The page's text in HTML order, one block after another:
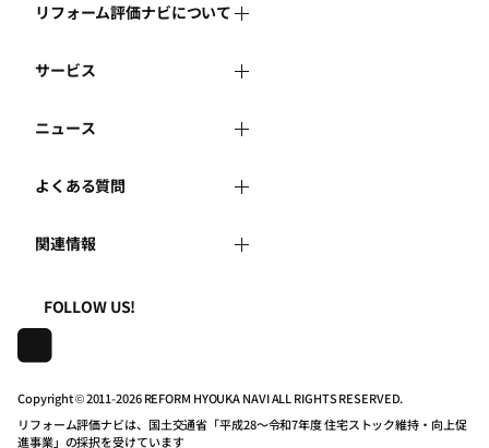
リフォーム評価ナビについて
リフォーム評価ナビとは
運営体制
はじめての方へ
事務局へのお問い合せ
地域の相談窓口のみなさまへ
住宅関連機関リンク集
サービス
リフォーム会社を探す
リフォーム事例を見る
リフォームを相談する
リフォームを学ぶ
マイページの活用
ニュース
新着情報
講習会・セミナー
連携機関・企業・団体トピックス
よくある質問
よくある質問
利用規約
プライバシーポリシー
動作推奨環境について
関連情報
一般財団法人住まいづくりナビセンター
株式会社日本建築住宅センター
FOLLOW US!
Copyright © 2011-2026 REFORM HYOUKA NAVI ALL RIGHTS RESERVED.
リフォーム評価ナビは、国土交通省「平成28～令和7年度 住宅ストック維持・向上促
進事業」の採択を受けています